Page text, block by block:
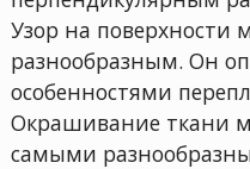
Узор на
разнообразным. Он
особенностями
Окрашивание ткани
самыми